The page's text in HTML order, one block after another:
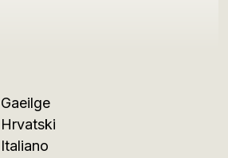
Gaeilge
Hrvatski
Italiano